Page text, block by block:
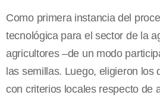
Como primera instancia del
tecnológica para el sector de la
agricultores –de un modo
las semillas. Luego, eligieron los
con criterios locales respecto de